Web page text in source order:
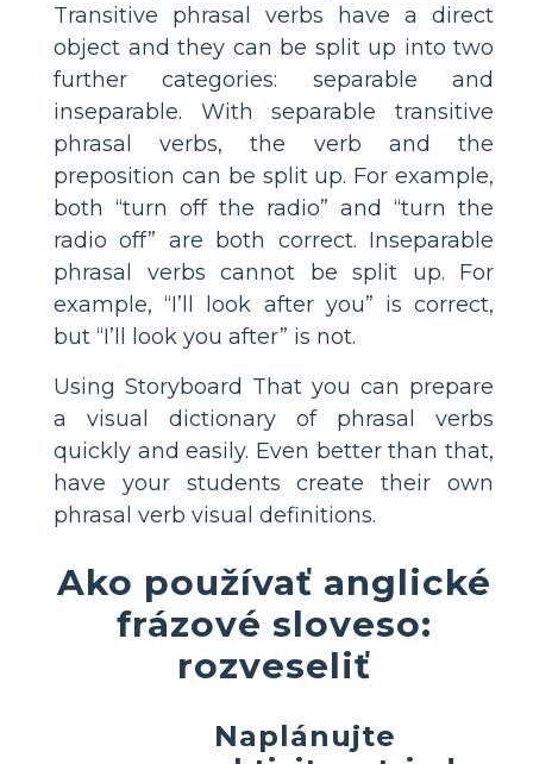
Transitive phrasal verbs have a direct
object and they can be split up into two
further categories: separable and
inseparable. With separable transitive
phrasal verbs, the verb and the
preposition can be split up. For example,
both “turn off the radio” and “turn the
radio off” are both correct. Inseparable
phrasal verbs cannot be split up. For
example, “I’ll look after you” is correct,
but “I’ll look you after” is not.
Using Storyboard That you can prepare
a visual dictionary of phrasal verbs
quickly and easily. Even better than that,
have your students create their own
phrasal verb visual definitions.
Ako používať anglické
frázové sloveso:
rozveseliť
Naplánujte